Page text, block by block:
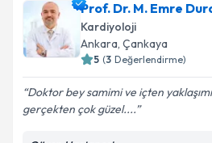
Doç. Dr. Mehmet Kayrakiçin
oluşturun. Size bu uzmandan
takvim hazırlandığında e-
Prof. Dr. M. Emre
Kardiyoloji
Ankara, Çankaya
5 (3 Değerlendirme)
Doktor bey samimi ve içten yaklaşımı
gerçekten çok güzel....